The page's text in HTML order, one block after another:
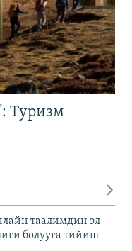
Туризм
таалимдин эл
болууга тийиш